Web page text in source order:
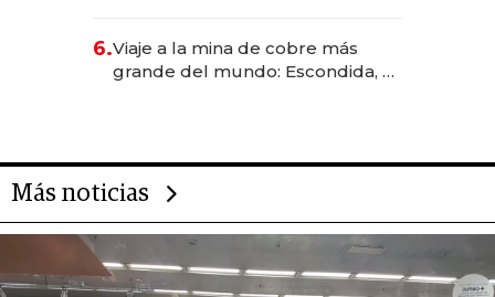
6.Viaje a la mina de cobre más
grande del mundo: Escondida, el
Más noticias